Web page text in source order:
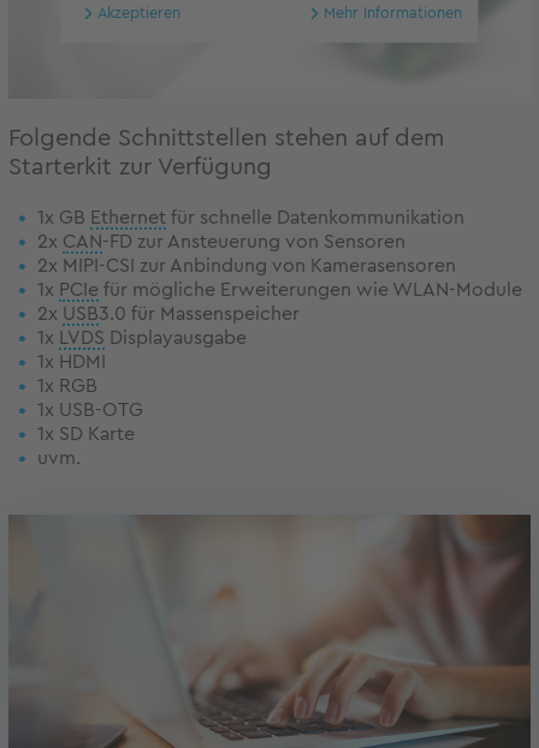
Akzeptieren Mehr Informationen
Folgende Schnittstellen stehen auf dem
Starterkit zur Verfügung
1x GB Ethernet für schnelle Datenkommunikation
2x CAN-FD zur Ansteuerung von Sensoren
2x MIPI-CSI zur Anbindung von Kamerasensoren
1x PCIe für mögliche Erweiterungen wie WLAN-Module
2x USB3.0 für Massenspeicher
1x LVDS Displayausgabe
1x HDMI
1x RGB
1x USB-OTG
1x SD Karte
uvm.